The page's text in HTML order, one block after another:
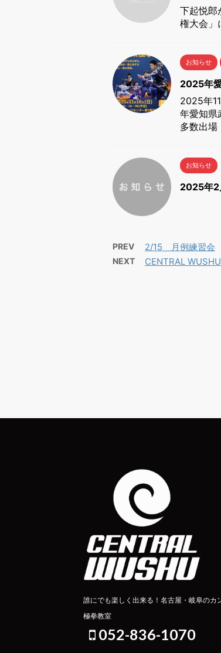
下起悦郎
権大会」
お知らせ
2025年
2025年
年愛知県
多数出場
お知らせ
2025年
PREV 2/15 月例練習会
NEXT CENTRAL
誰にでも楽しく出来る！名古屋・岐阜のカ
極拳教室
052-836-1070